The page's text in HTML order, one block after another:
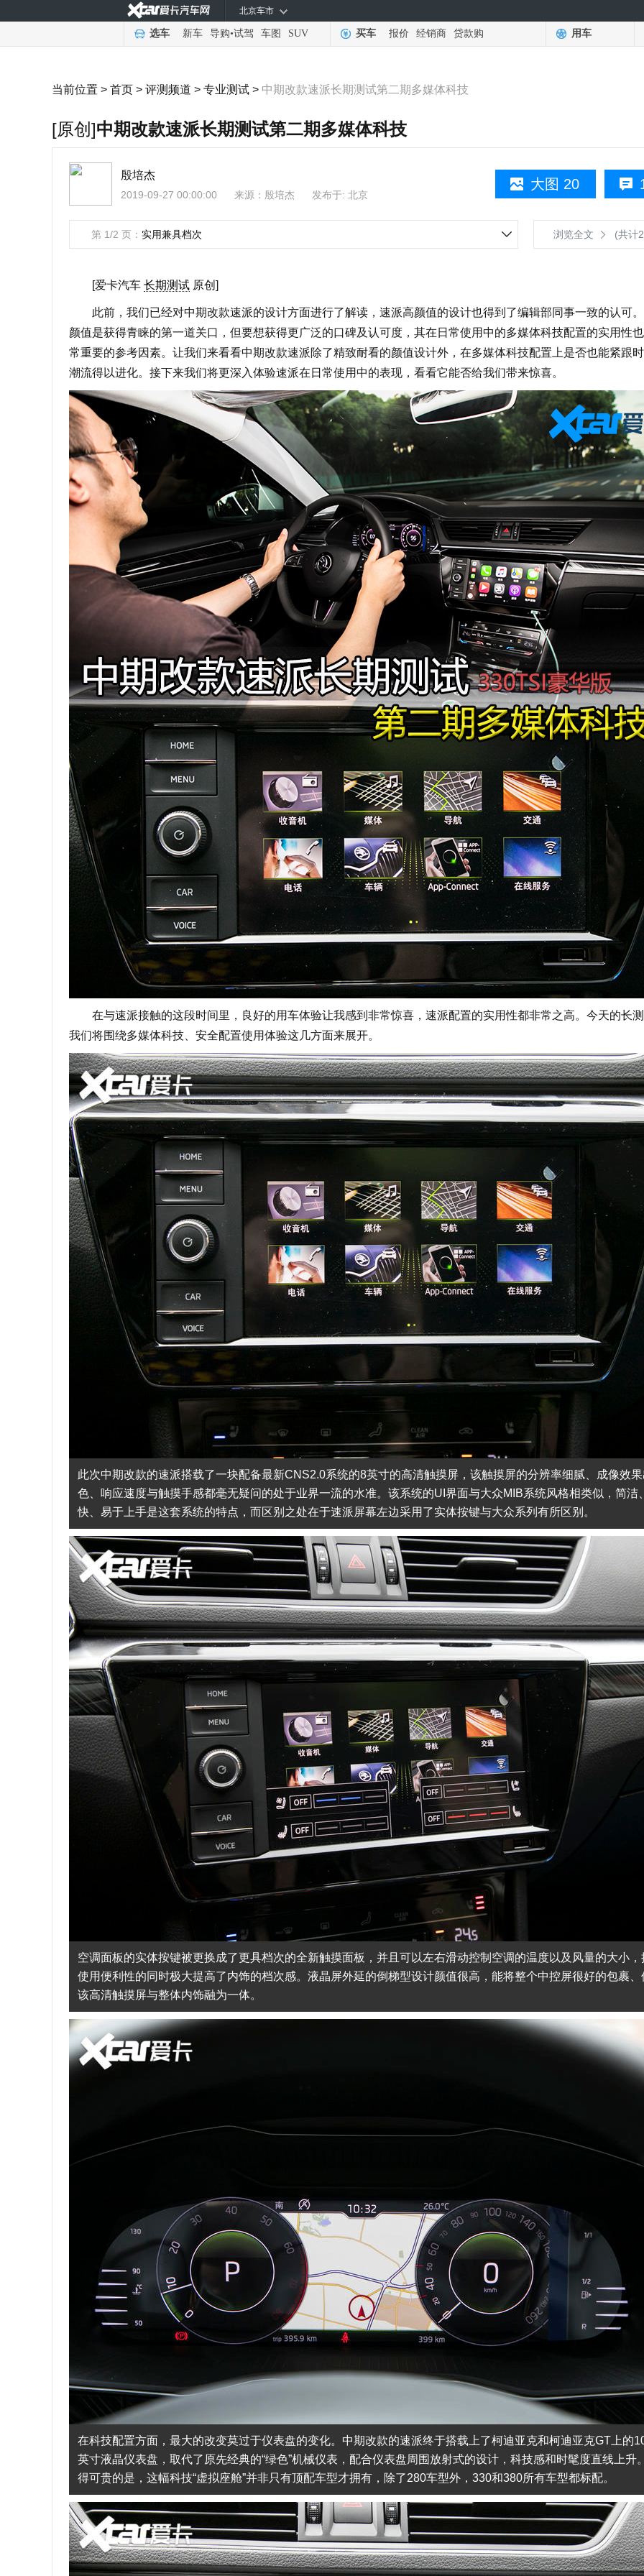
北京车市
选车 新车 导购•试驾 车图 SUV 买车 报价 经销商 贷款购 用车
当前位置 > 首页 > 评测频道 > 专业测试 > 中期改款速派长期测试第二期多媒体科技
[原创]中期改款速派长期测试第二期多媒体科技
大图 20
殷培杰
2019-09-27 00:00:00 来源： 殷培杰 发布于: 北京
第 1/2 页： 实用兼具档次 浏览全文 (共计
[爱卡汽车 长期测试 原创]
此前，我们已经对中期改款速派的设计方面进行了解读，速派高颜值的设计也得到了编辑部同事一致的认可
颜值是获得青睐的第一道关口，但要想获得更广泛的口碑及认可度，其在日常使用中的多媒体科技配置的实用性
常重要的参考因素。让我们来看看中期改款速派除了精致耐看的颜值设计外，在多媒体科技配置上是否也能紧跟
潮流得以进化。接下来我们将更深入体验速派在日常使用中的表现，看看它能否给我们带来惊喜。
在与速派接触的这段时间里，良好的用车体验让我感到非常惊喜，速派配置的实用性都非常之高。今天的长
我们将围绕多媒体科技、安全配置使用体验这几方面来展开。
此次中期改款的速派搭载了一块配备最新CNS2.0系统的8英寸的高清触摸屏，该触摸屏的分辨率细腻、成像效
色、响应速度与触摸手感都毫无疑问的处于业界一流的水准。该系统的UI界面与大众MIB系统风格相类似，简洁
快、易于上手是这套系统的特点，而区别之处在于速派屏幕左边采用了实体按键与大众系列有所区别。
空调面板的实体按键被更换成了更具档次的全新触摸面板，并且可以左右滑动控制空调的温度以及风量的大小，
使用便利性的同时极大提高了内饰的档次感。液晶屏外延的倒梯型设计颜值很高，能将整个中控屏很好的包裹、
该高清触摸屏与整体内饰融为一体。
在科技配置方面，最大的改变莫过于仪表盘的变化。中期改款的速派终于搭载上了柯迪亚克和柯迪亚克GT上的
英寸液晶仪表盘，取代了原先经典的“绿色”机械仪表，配合仪表盘周围放射式的设计，科技感和时髦度直线上升
得可贵的是，这幅科技“虚拟座舱”并非只有顶配车型才拥有，除了280车型外，330和380所有车型都标配。